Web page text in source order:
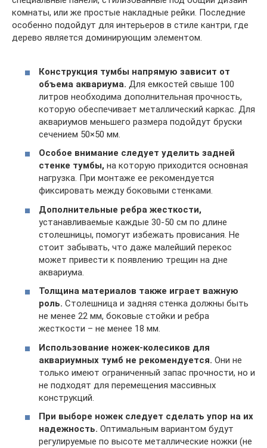
комнаты, или же простые накладные рейки. Последние
особенно подойдут для интерьеров в стиле кантри, где
дерево является доминирующим элементом.
Конструкция тумбы напрямую зависит от
объема аквариума. Для емкостей свыше 100
литров необходима дополнительная прочность,
которую обеспечивает металлический каркас. Для
аквариумов меньшего размера подойдут бруски
сечением 50×50 мм.
Особое внимание следует уделить задней
стенке тумбы, на которую приходится основная
нагрузка. При монтаже ее рекомендуется
фиксировать между боковыми стенками.
Дополнительные ребра жесткости,
устанавливаемые каждые 30-50 см по длине
столешницы, помогут избежать провисания. Не
стоит забывать, что даже малейший перекос
может привести к появлению трещин на дне
аквариума.
Толщина материалов также играет важную
роль. Столешница и задняя стенка должны быть
не менее 22 мм, боковые стойки и ребра
жесткости – не менее 18 мм.
Использование ножек-колесиков для
аквариумных тумб не рекомендуется. Они не
только имеют ограниченный запас прочности, но и
не подходят для перемещения массивных
конструкций.
При выборе ножек следует сделать упор на их
надежность. Оптимальным вариантом будут
регулируемые по высоте металлические ножки (не